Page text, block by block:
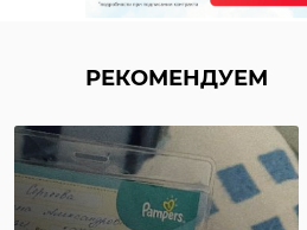
РЕКОМЕНДУЕМ
прокурор
законные права ...
21 февраля 2020, 12:54